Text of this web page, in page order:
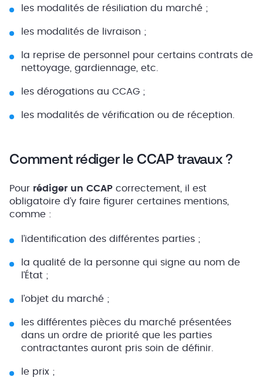
les modalités de résiliation du marché ;
les modalités de livraison ;
la reprise de personnel pour certains contrats de
nettoyage, gardiennage, etc.
les dérogations au CCAG ;
les modalités de vérification ou de réception.
Comment rédiger le CCAP travaux ?
Pour rédiger un CCAP correctement, il est
obligatoire d’y faire figurer certaines mentions,
comme :
l’identification des différentes parties ;
la qualité de la personne qui signe au nom de
l’État ;
l’objet du marché ;
les différentes pièces du marché présentées
dans un ordre de priorité que les parties
contractantes auront pris soin de définir.
le prix ;